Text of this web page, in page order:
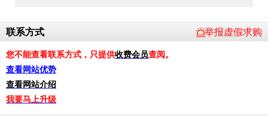
举报虚假求购
联系方式
您不能查看联系方式，只提供收费会员查阅。
查看网站优势
查看网站介绍
我要马上升级